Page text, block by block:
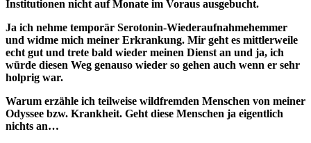
Institutionen nicht auf Monate im Voraus ausgebucht.
Ja ich nehme temporär Serotonin-Wiederaufnahmehemmer
und widme mich meiner Erkrankung. Mir geht es mittlerweile
echt gut und trete bald wieder meinen Dienst an und ja, ich
würde diesen Weg genauso wieder so gehen auch wenn er sehr
holprig war.
Warum erzähle ich teilweise wildfremden Menschen von meiner
Odyssee bzw. Krankheit. Geht diese Menschen ja eigentlich
nichts an…